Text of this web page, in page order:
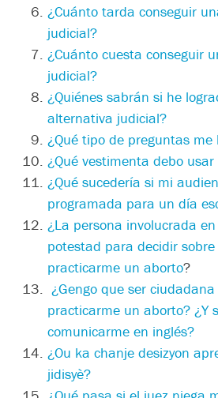
¿Cuánto tarda conseguir
judicial?
¿Cuánto cuesta conseguir
judicial?
¿Quiénes sabrán si he
alternativa judicial?
¿Qué tipo de preguntas me
¿Qué vestimenta debo
¿Qué sucedería si mi
programada para un día
¿La persona involucrada
potestad para decidir
practicarme un aborto?
¿Gengo que ser
practicarme un aborto? ¿Y
comunicarme en inglés?
¿Ou ka chanje desizyon
jidisyè?